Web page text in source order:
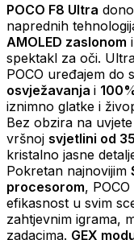
POCO F8 Ultra
naprednih
AMOLED zaslonom i
spektakl za oči.
POCO uređajem do
osvježavanja i
iznimno glatke i
Bez obzira na
vršnoj svjetlini od
kristalno jasne
Pokretan najnovijim
procesorom,
efikasnost u svim
zahtjevnim igrama,
zadacima. GEX